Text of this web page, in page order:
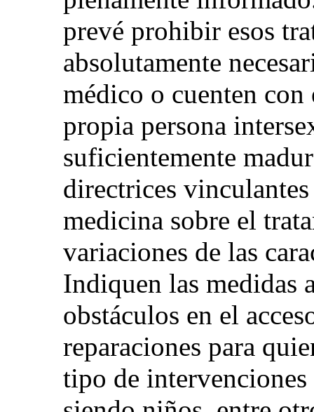
prevé prohibir esos
absolutamente
médico o cuenten
propia persona
suficientemente
directrices
medicina sobre el
variaciones de las
Indiquen las medidas
obstáculos en el
reparaciones para
tipo de